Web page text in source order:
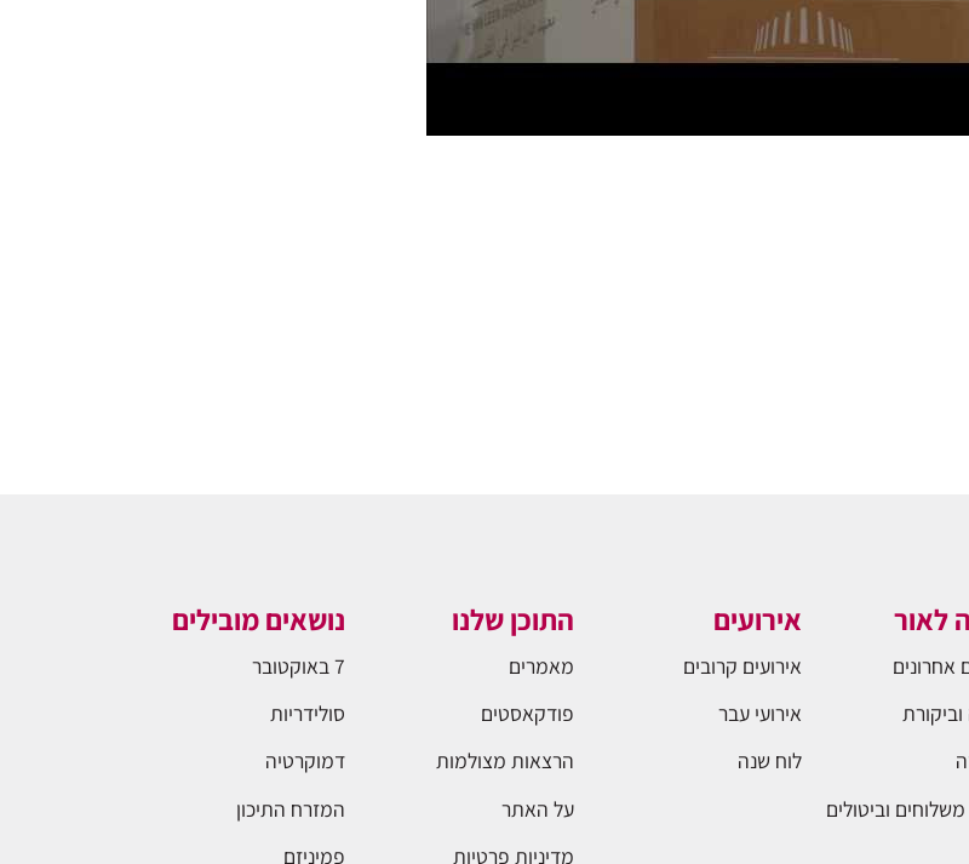
לאור
אחרונים
משלוחים וביטולים
אירועים
אירועים קרובים
אירועי עבר
לוח שנה
התוכן שלנו
מאמרים
פודקאסטים
הרצאות מצולמות
על האתר
מדיניות פרטיות
נושאים מובילים
7 באוקטובר
סולידריות
דמוקרטיה
המזרח התיכון
פמיניזם